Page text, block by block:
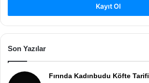
Kayıt Ol
Son Yazılar
Fırında Kadınbudu Köfte Tarifi